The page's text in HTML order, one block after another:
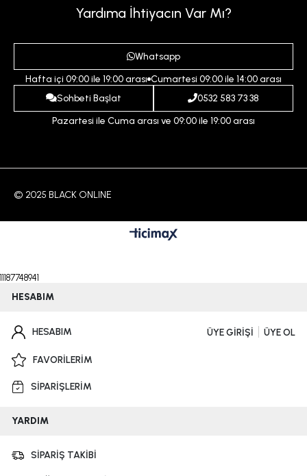
Gizlilik ve Güvenlik Politikası
Ödeme ve Teslimat Koşulları
İptal ve İade Koşulları
İndirim
Yardıma İhtiyacın Var Mı?
Whatsapp
Hafta içi 09:00 ile 19:00 arası Cumartesi 09:00 ile 14:00 arası
Sohbeti Başlat
0532 583 73 38
Pazartesi ile Cuma arası ve 09:00 ile 19:00 arası
© 2025 BLACK ONLINE
11187748941
HESABIM
HESABIM ÜYE GİRİŞİ ÜYE OL
FAVORİLERİM
SİPARİŞLERİM
YARDIM
SİPARİŞ TAKİBİ